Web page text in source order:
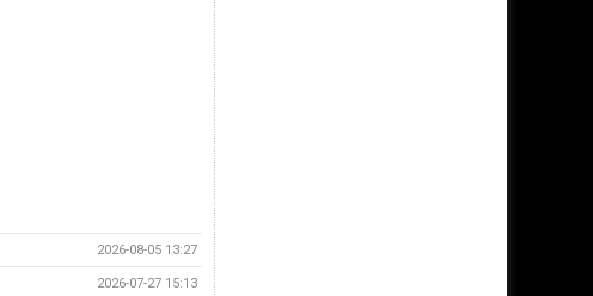
2026-08-05 13:27
2026-07-27 15:13